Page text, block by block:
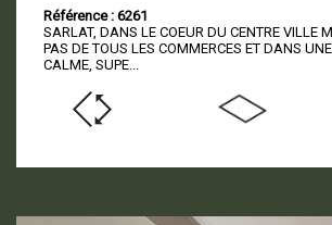
Référence : 6261
SARLAT, DANS LE COEUR DU CENTRE VILLE
PAS DE TOUS LES COMMERCES ET DANS
CALME, SUPE...